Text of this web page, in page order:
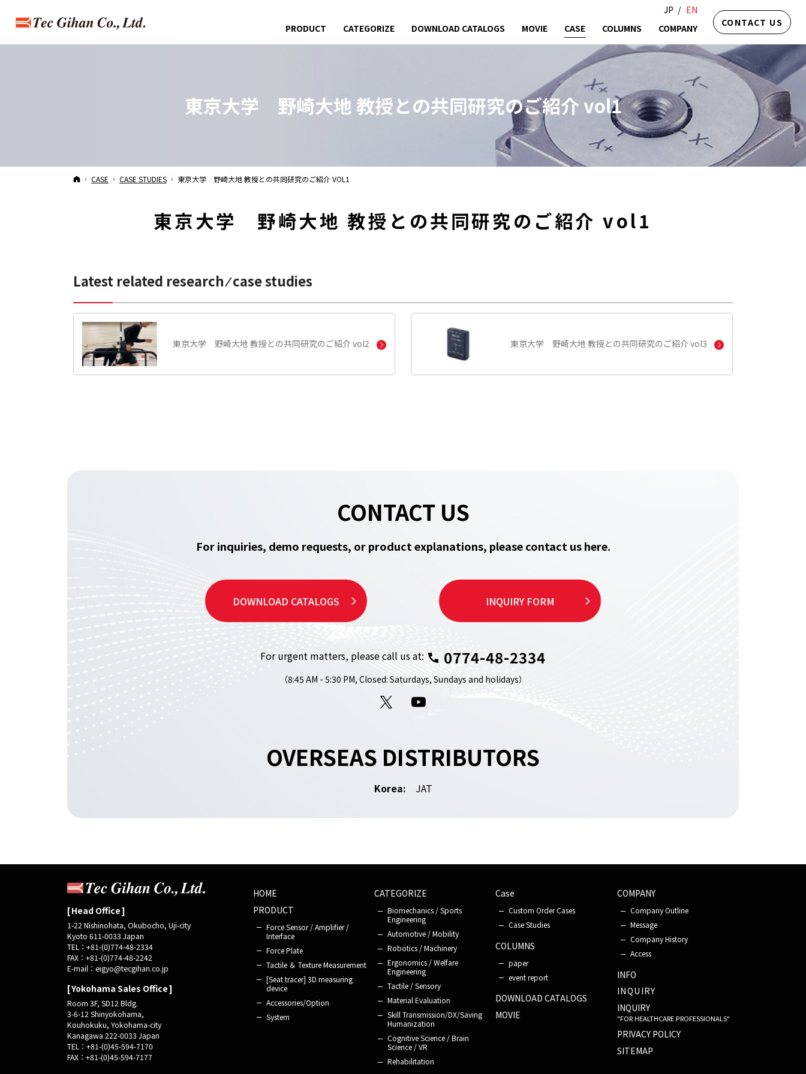
東京大学 野崎大地 教授との共同研究のご紹介 vol1
HOME
CASE CASE STUDIES 東京大学 野崎大地 教授との共同研究のご紹介 VOL1
東京大学 野崎大地 教授との共同研究のご紹介 vol1
Latest related research ⁄ case studies
東京大学 野崎大地 教授との共同研究のご紹介 vol2 東京大学 野崎大地 教授との共同研究のご紹介 vol3
JP
EN
PRODUCT
CATEGORIZE DOWNLOAD CATALOGS MOVIE CASE COLUMNS COMPANY
CONTACT US
CONTACT US
For inquiries, demo requests, or product explanations, please contact us here.
DOWNLOAD CATALOGS INQUIRY FORM
For urgent matters, please call us at: 0774-48-2334
（8:45 AM - 5:30 PM, Closed: Saturdays, Sundays and holidays）
X
OVERSEAS DISTRIBUTORS
Korea: JAT
Head Office
1-22 Nishinohata, Okubocho, Uji-city
Kyoto 611-0033 Japan
TEL：+81-(0)774-48-2334
FAX：+81-(0)774-48-2242
E-mail： eigyo@tecgihan.co.jp
Yokohama Sales Office
Room 3F, SD12 Bldg.
3-6-12 Shinyokohama,
Kouhokuku, Yokohama-city
Kanagawa 222-0033 Japan
TEL：+81-(0)45-594-7170
FAX：+81-(0)45-594-7177
HOME
PRODUCT
Force Sensor / Amplifier /
Interface
Force Plate
Tactile ＆ Texture Measurement
[Seat tracer] 3D measuring
device
Accessories/Option
System
CATEGORIZE
Biomechanics / Sports
Engineering
Automotive / Mobility
Robotics / Machinery
Ergonomics / Welfare
Engineering
Tactile / Sensory
Material Evaluation
Skill Transmission/DX/Saving
Humanization
Cognitive Science / Brain
Science / VR
Rehabilitation
Case
Custom Order Cases
Case Studies
COLUMNS
paper
event report
DOWNLOAD CATALOGS
MOVIE
COMPANY
Company Outline
Message
Company History
Access
INFO
INQUIRY
INQUIRY
"FOR HEALTHCARE PROFESSIONALS"
PRIVACY POLICY
SITEMAP